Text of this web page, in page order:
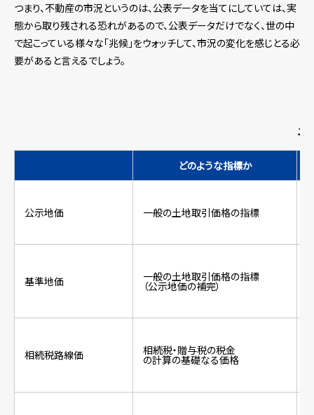
つまり、不動産の市況というのは、公表データを当てにしていては、実
態から取り残される恐れがあるので、公表データだけでなく、世の中
で起こっている様々な「兆候」をウォッチして、市況の変化を感じとる必
要があると言えるでしょう。
土
どのような指標か
公示地価 一般の土地取引価格の指標
基準地価 一般の土地取引価格の指標
（公示地価の補完）
相続税路線価 相続税・贈与税の税金
の計算の基礎なる価格